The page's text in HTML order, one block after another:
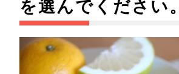
を選んでください。